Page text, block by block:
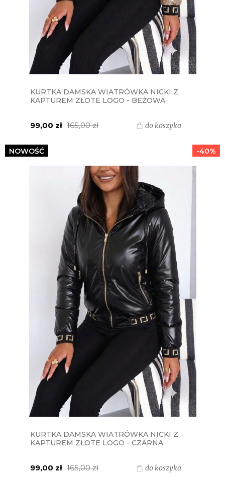
KURTKA DAMSKA WIATRÓWKA NICKI Z
KAPTUREM ZŁOTE LOGO - BEŻOWA
99,00 zł 165,00 zł do koszyka
KURTKA DAMSKA WIATRÓWKA NICKI Z
KAPTUREM ZŁOTE LOGO - CZARNA
99,00 zł 165,00 zł do koszyka
-40%
NOWOŚĆ